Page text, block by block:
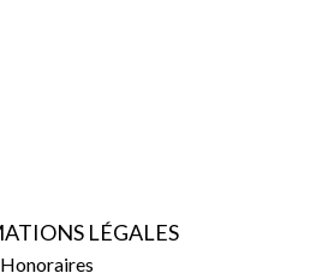
LÉGALES
Honoraires